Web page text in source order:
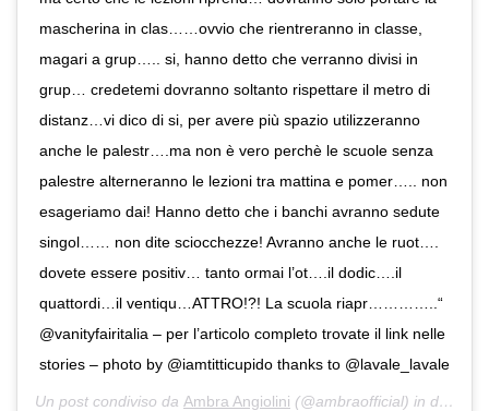
mascherina in clas……ovvio che rientreranno in classe,
magari a grup….. si, hanno detto che verranno divisi in
grup… credetemi dovranno soltanto rispettare il metro di
distanz…vi dico di si, per avere più spazio utilizzeranno
anche le palestr….ma non è vero perchè le scuole senza
palestre alterneranno le lezioni tra mattina e pomer….. non
esageriamo dai! Hanno detto che i banchi avranno sedute
singol…… non dite sciocchezze! Avranno anche le ruot….
dovete essere positiv… tanto ormai l’ot….il dodic….il
quattordi…il ventiqu…ATTRO!?! La scuola riapr…………..“
@vanityfairitalia – per l’articolo completo trovate il link nelle
stories – photo by @iamtitticupido thanks to @lavale_lavale
Un post condiviso da Ambra Angiolini (@ambraofficial) in data: